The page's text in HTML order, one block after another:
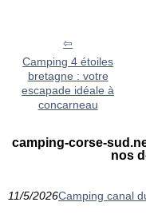
Camping 4 étoiles
bretagne : votre
escapade idéale à
concarneau
camping-corse-
nos
11/5/2026Camping canal